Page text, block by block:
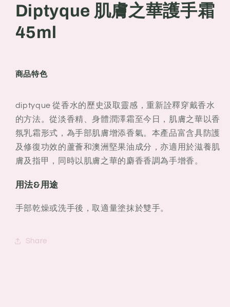
護
手
霜
護
手
Diptyque 肌膚之華護手霜
45ml
商品特色
diptyque 從香水的歷史汲取靈感，重新詮釋穿戴香水
的方法。從淡香精、身體潤澤霜至今日，肌膚之華以香
氛乳霜形式，為手部肌膚增添香氣。本產品富含具防護
及修復功效的蘆薈和澳洲堅果油成分，亦適用於滋養肌
膚及指甲，同時以肌膚之華的麝香香調為手增香。
用法&用途
手部乾燥或洗手後，取適量塗抹於雙手。
Share